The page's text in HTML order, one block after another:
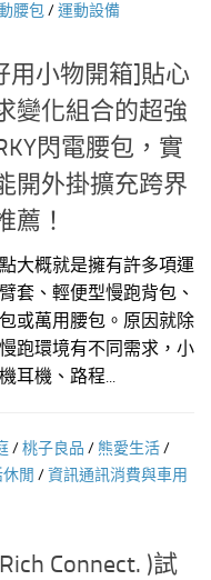
腰包/運動設備
用小物開箱]貼心
變化組合的超強
閃電腰包，實
開外掛擴充跨界
薦！
大概就是擁有許多項運
套、輕便型慢跑背包、
或萬用腰包。原因就除
跑環境有不同需求，小
耳機、路程...
/桃子良品 / 熊愛生活/
閒 /資訊通訊消費與車用
Connect. )試